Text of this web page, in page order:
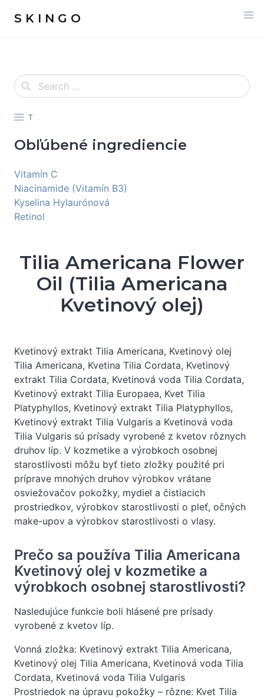
S K I N G O
T
Obľúbené ingrediencie
Vitamín C
Niacinamide (Vitamín B3)
Kyselina Hylaurónová
Retinol
Tilia Americana Flower
Oil (Tilia Americana
Kvetinový olej)
Kvetinový extrakt Tilia Americana, Kvetinový olej
Tilia Americana, Kvetina Tilia Cordata, Kvetinový
extrakt Tilia Cordata, Kvetinová voda Tilia Cordata,
Kvetinový extrakt Tilia Europaea, Kvet Tilia
Platyphyllos, Kvetinový extrakt Tilia Platyphyllos,
Kvetinový extrakt Tilia Vulgaris a Kvetinová voda
Tilia Vulgaris sú prísady vyrobené z kvetov rôznych
druhov líp. V kozmetike a výrobkoch osobnej
starostlivosti môžu byť tieto zložky použité pri
príprave mnohých druhov výrobkov vrátane
osviežovačov pokožky, mydiel a čistiacich
prostriedkov, výrobkov starostlivosti o pleť, očných
make-upov a výrobkov starostlivosti o vlasy.
Prečo sa používa Tilia Americana
Kvetinový olej v kozmetike a
výrobkoch osobnej starostlivosti?
Nasledujúce funkcie boli hlásené pre prísady
vyrobené z kvetov líp.
Vonná zložka: Kvetinový extrakt Tilia Americana,
Kvetinový olej Tilia Americana, Kvetinová voda Tilia
Cordata, Kvetinová voda Tilia Vulgaris
Prostriedok na úpravu pokožky – rôzne: Kvet Tilia